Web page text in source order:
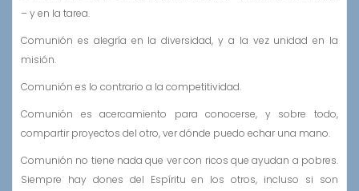
– y en la tarea.
Comunión es alegría en la diversidad, y a la vez unidad en la
misión.
Comunión es lo contrario a la competitividad.
Comunión es acercamiento para conocerse, y sobre todo,
compartir proyectos del otro, ver dónde puedo echar una mano.
Comunión no tiene nada que ver con ricos que ayudan a pobres.
Siempre hay dones del Espíritu en los otros, incluso si son